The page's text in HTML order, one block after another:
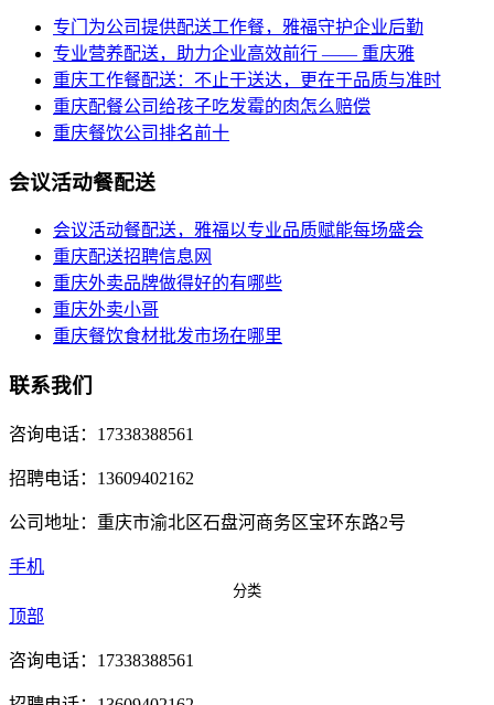
专门为公司提供配送工作餐，雅福守护企业后勤
专业营养配送，助力企业高效前行 —— 重庆雅
重庆工作餐配送：不止于送达，更在于品质与准时
重庆配餐公司给孩子吃发霉的肉怎么赔偿
重庆餐饮公司排名前十
会议活动餐配送
会议活动餐配送，雅福以专业品质赋能每场盛会
重庆配送招聘信息网
重庆外卖品牌做得好的有哪些
重庆外卖小哥
重庆餐饮食材批发市场在哪里
联系我们
咨询电话：17338388561
招聘电话：13609402162
公司地址：重庆市渝北区石盘河商务区宝环东路2号
手机
分类
顶部
咨询电话：17338388561